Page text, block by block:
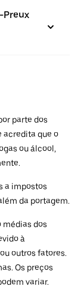
Preux
parte dos
acredita que o
ou álcool,
a impostos
da portagem.
médias dos
à
outros fatores.
Os preços
variar.